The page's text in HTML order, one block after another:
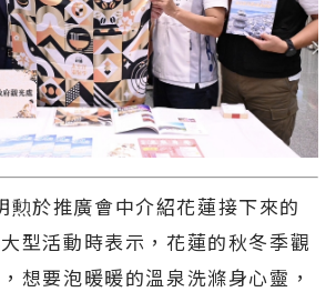
於推廣會中介紹花蓮接下來的
型活動時表示，花蓮的秋冬季觀
想要泡暖暖的溫泉洗滌身心靈，